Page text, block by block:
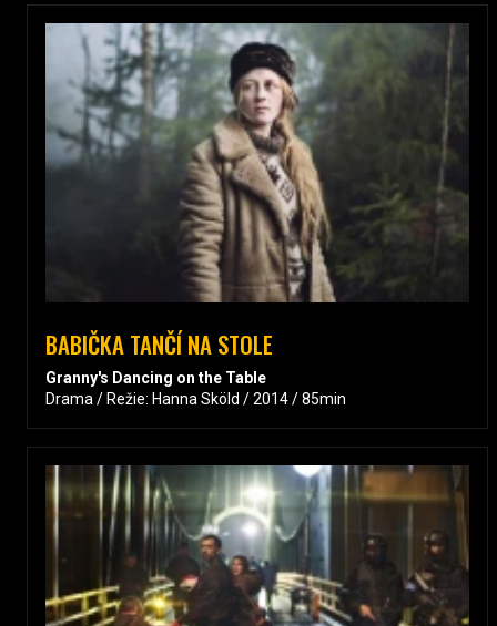
BABIČKA TANČÍ NA STOLE
Granny's Dancing on the Table
Drama / Režie: Hanna Sköld / 2014 / 85min